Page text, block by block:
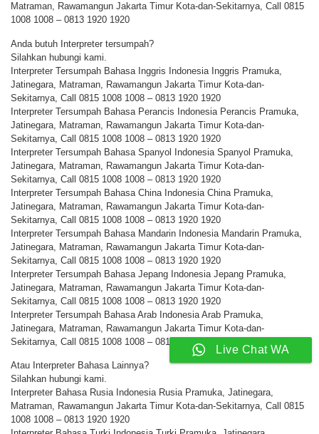
Matraman, Rawamangun Jakarta Timur Kota-dan-Sekitarnya, Call 0815
1008 1008 – 0813 1920 1920
Anda butuh Interpreter tersumpah?
Silahkan hubungi kami.
Interpreter Tersumpah Bahasa Inggris Indonesia Inggris Pramuka,
Jatinegara, Matraman, Rawamangun Jakarta Timur Kota-dan-
Sekitarnya, Call 0815 1008 1008 – 0813 1920 1920
Interpreter Tersumpah Bahasa Perancis Indonesia Perancis Pramuka,
Jatinegara, Matraman, Rawamangun Jakarta Timur Kota-dan-
Sekitarnya, Call 0815 1008 1008 – 0813 1920 1920
Interpreter Tersumpah Bahasa Spanyol Indonesia Spanyol Pramuka,
Jatinegara, Matraman, Rawamangun Jakarta Timur Kota-dan-
Sekitarnya, Call 0815 1008 1008 – 0813 1920 1920
Interpreter Tersumpah Bahasa China Indonesia China Pramuka,
Jatinegara, Matraman, Rawamangun Jakarta Timur Kota-dan-
Sekitarnya, Call 0815 1008 1008 – 0813 1920 1920
Interpreter Tersumpah Bahasa Mandarin Indonesia Mandarin Pramuka,
Jatinegara, Matraman, Rawamangun Jakarta Timur Kota-dan-
Sekitarnya, Call 0815 1008 1008 – 0813 1920 1920
Interpreter Tersumpah Bahasa Jepang Indonesia Jepang Pramuka,
Jatinegara, Matraman, Rawamangun Jakarta Timur Kota-dan-
Sekitarnya, Call 0815 1008 1008 – 0813 1920 1920
Interpreter Tersumpah Bahasa Arab Indonesia Arab Pramuka,
Jatinegara, Matraman, Rawamangun Jakarta Timur Kota-dan-
Sekitarnya, Call 0815 1008 1008 – 0813 1920 1920
Atau Interpreter Bahasa Lainnya?
Silahkan hubungi kami.
Interpreter Bahasa Rusia Indonesia Rusia Pramuka, Jatinegara,
Matraman, Rawamangun Jakarta Timur Kota-dan-Sekitarnya, Call 0815
1008 1008 – 0813 1920 1920
Live Chat WA